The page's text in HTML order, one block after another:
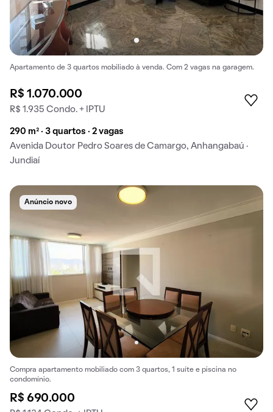
Apartamento de 3 quartos mobiliado à venda. Com 2 vagas na garagem.
R$ 1.070.000
R$ 1.935 Condo. + IPTU
290 m² · 3 quartos · 2 vagas
Avenida Doutor Pedro Soares de Camargo, Anhangabaú ·
Jundiaí
Anúncio novo
Compra apartamento mobiliado com 3 quartos, 1 suíte e piscina no
condomínio.
R$ 690.000